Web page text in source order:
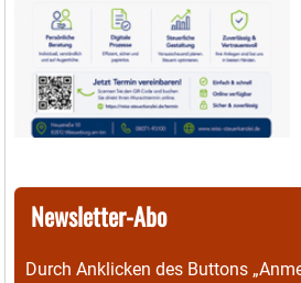
Newsletter-Abo
Durch Anklicken des Buttons